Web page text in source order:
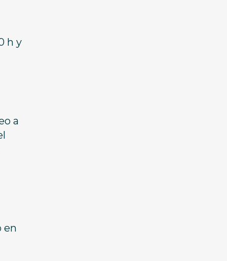
h y
a
en